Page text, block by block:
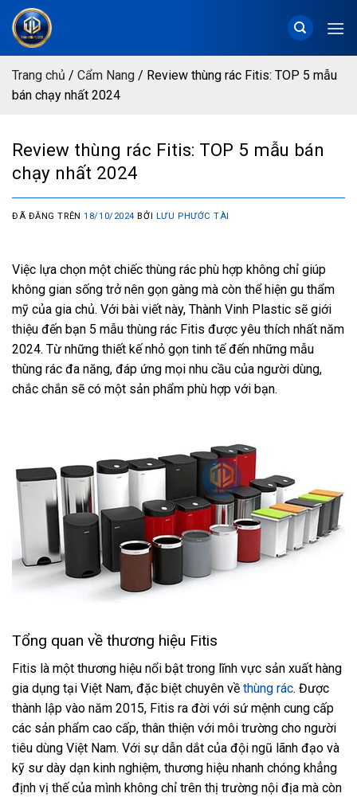
Chuyển
đến
dungTrang chủ / Cẩm Nang / Review thùng rác Fitis: TOP 5 mẫu
bán chạy nhất 2024
Review thùng rác Fitis: TOP 5 mẫu bán
chạy nhất 2024
ĐÃ ĐĂNG TRÊN18/10/2024 BỞI LƯU PHƯỚC TÀI
Việc lựa chọn một chiếc thùng rác phù hợp không chỉ giúp
không gian sống trở nên gọn gàng mà còn thể hiện gu thẩm
mỹ của gia chủ. Với bài viết này, Thành Vinh Plastic sẽ giới
thiệu đến bạn 5 mẫu thùng rác Fitis được yêu thích nhất năm
2024. Từ những thiết kế nhỏ gọn tinh tế đến những mẫu
thùng rác đa năng, đáp ứng mọi nhu cầu của người dùng,
chắc chắn sẽ có một sản phẩm phù hợp với bạn.
Tổng quan về thương hiệu Fitis
Fitis là một thương hiệu nổi bật trong lĩnh vực sản xuất hàng
gia dụng tại Việt Nam, đặc biệt chuyên về thùng rác. Được
thành lập vào năm 2015, Fitis ra đời với sứ mệnh cung cấp
các sản phẩm cao cấp, thân thiện với môi trường cho người
tiêu dùng Việt Nam. Với sự dẫn dắt của đội ngũ lãnh đạo và
kỹ sư dày dạn kinh nghiệm, thương hiệu nhanh chóng khẳng
định vị thế của mình không chỉ trên thị trường nội địa mà còn